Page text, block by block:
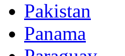
Pakistan
Panama